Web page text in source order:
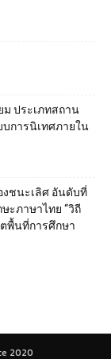
ม ประเภทสถาน
การนิเทศภายใน
งชนะเลิศ อันดับที่
ะภาษาไทย “วิถี
พื้นที่การศึกษา
2020